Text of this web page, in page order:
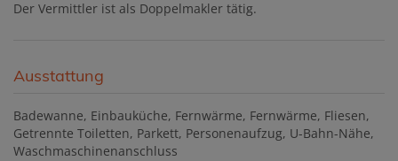
Der Vermittler ist als Doppelmakler tätig.
Ausstattung
Badewanne Einbauküche Fernwärme Fernwärme Fliesen
Getrennte Toiletten Parkett Personenaufzug U-Bahn-Nähe
Waschmaschinenanschluss